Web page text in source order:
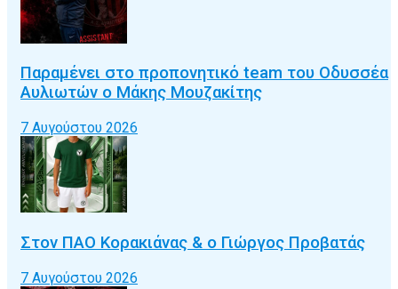
Παραμένει στο προπονητικό team του Οδυσσέα
Αυλιωτών ο Μάκης Μουζακίτης
7 Αυγούστου 2026
Στον ΠΑΟ Κορακιάνας & ο Γιώργος Προβατάς
7 Αυγούστου 2026